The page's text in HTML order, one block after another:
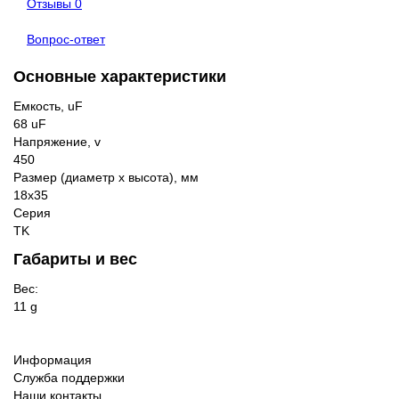
Отзывы 0
Вопрос-ответ
Основные характеристики
Емкость, uF
68 uF
Напряжение, v
450
Размер (диаметр х высота), мм
18x35
Серия
TK
Габариты и вес
Вес:
11 g
Информация
Служба поддержки
Наши контакты